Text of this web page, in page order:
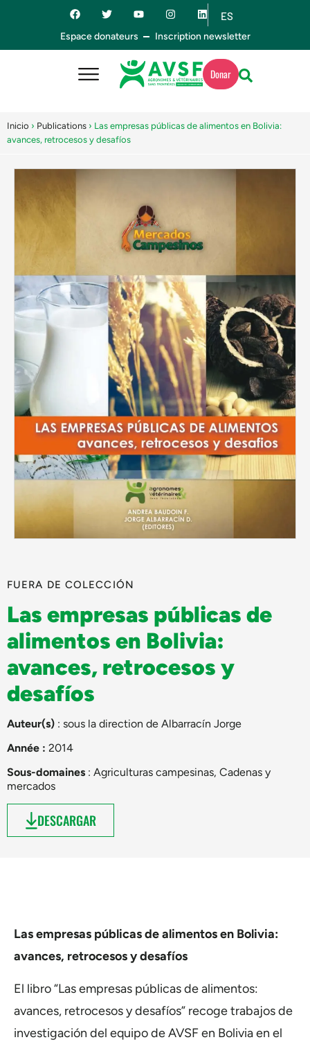
ES
EN
Espace donateurs Inscription newsletter
Donar
Inicio › Publications › Las empresas públicas de alimentos en Bolivia:
avances, retrocesos y desafíos
FUERA DE COLECCIÓN
Las empresas públicas de
alimentos en Bolivia:
avances, retrocesos y
desafíos
Auteur(s) : sous la direction de Albarracín Jorge
Année : 2014
Sous-domaines : Agriculturas campesinas, Cadenas y
mercados
DESCARGAR
Las empresas públicas de alimentos en Bolivia:
avances, retrocesos y desafíos
El libro “Las empresas públicas de alimentos:
avances, retrocesos y desafíos” recoge trabajos de
investigación del equipo de AVSF en Bolivia en el